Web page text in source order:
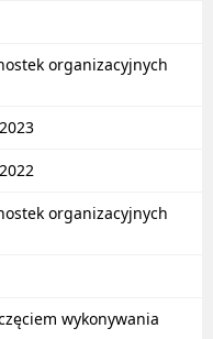
organizacyjnych
organizacyjnych
wykonywania